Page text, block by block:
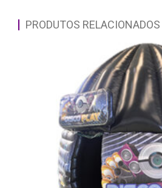
PRODUTOS RELACIONADOS